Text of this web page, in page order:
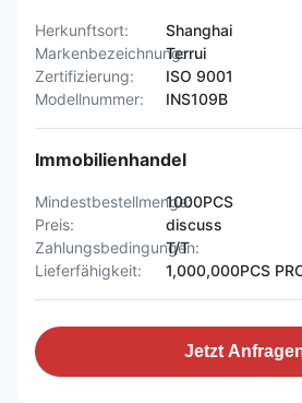
Herkunftsort:
Shanghai
Markenbezeichnung:Terrui
Zertifizierung:
ISO 9001
Modellnummer:
INS109B
Immobilienhandel
Mindestbestellmenge:1000PCS
Preis:
discuss
Zahlungsbedingungen:
T/T
Lieferfähigkeit:
1,000,000PCS
Jetzt